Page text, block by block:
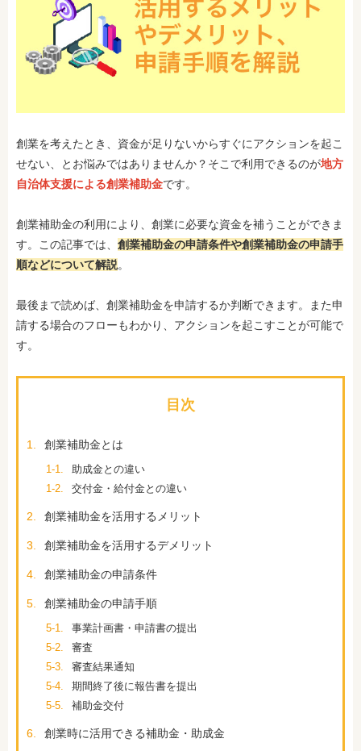
創業を考えたとき、資金が足りないからすぐにアクションを起こ
せない、とお悩みではありませんか？そこで利用できるのが地方
自治体支援による創業補助金です。
創業補助金の利用により、創業に必要な資金を補うことができま
す。この記事では、 創業補助金の申請条件や創業補助金の申請手
順などについて解説。
最後まで読めば、創業補助金を申請するか判断できます。また申
請する場合のフローもわかり、アクションを起こすことが可能で
す。
目次
1. 創業補助金とは
1-1.
助成金との違い
1-2.
交付金・給付金との違い
2. 創業補助金を活用するメリット
3. 創業補助金を活用するデメリット
4. 創業補助金の申請条件
5. 創業補助金の申請手順
5-1.
事業計画書・申請書の提出
5-2.
審査
5-3.
審査結果通知
5-4.
期間終了後に報告書を提出
5-5.
補助金交付
6. 創業時に活用できる補助金・助成金